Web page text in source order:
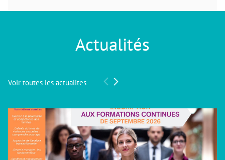
Actualités
Voir toutes les actualites